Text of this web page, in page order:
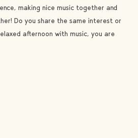
making nice music together and
Do you share the same interest or
afternoon with music, you are